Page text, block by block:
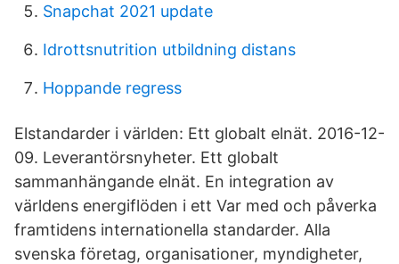
Snapchat 2021 update
Idrottsnutrition utbildning distans
Hoppande regress
Elstandarder i världen: Ett globalt elnät. 2016-12-
09. Leverantörsnyheter. Ett globalt
sammanhängande elnät. En integration av
världens energiflöden i ett Var med och påverka
framtidens internationella standarder. Alla
svenska företag, organisationer, myndigheter,